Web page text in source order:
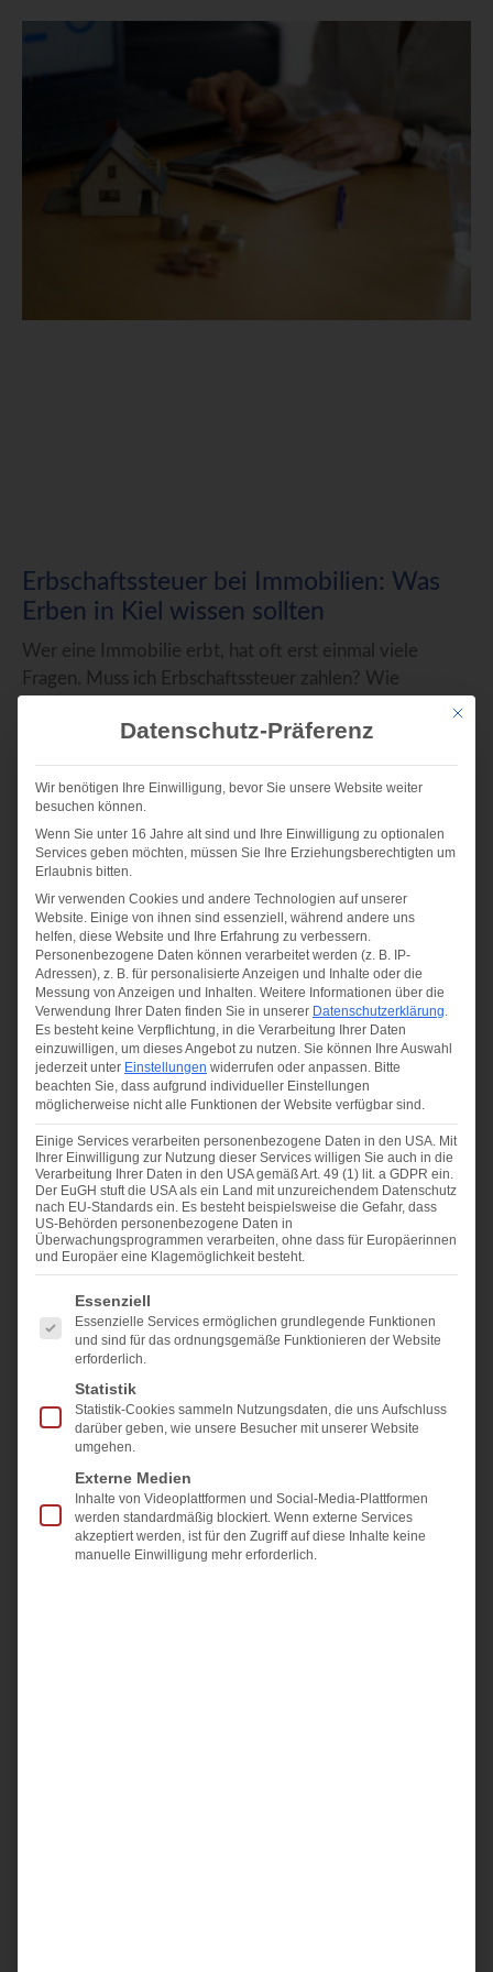
Erbschaftssteuer bei Immobilien: Was
Erben in Kiel wissen sollten
Wer eine Immobilie erbt, hat oft erst einmal viele
Fragen. Muss ich Erbschaftssteuer zahlen? Wie
bewertet das Finanzamt das Haus oder die Wohnung?
Was passiert,
Übergabeprotokoll beim
Immobilienverkauf: was wirklich
hineingehört
Das Übergabeprotokoll hält fest, in welchem Zustand
eine Immobilie bei der Übergabe ist: Zählerstände,
übergebene Schlüssel, sichtbare Mängel und
Mit
Datenschutz-Präferenz
Wir benötigen Ihre Einwilligung, bevor Sie unsere Website weiter
besuchen können.
Wenn Sie unter 16 Jahre alt sind und Ihre Einwilligung zu optionalen
Services geben möchten, müssen Sie Ihre Erziehungsberechtigten um
Erlaubnis bitten.
Wir verwenden Cookies und andere Technologien auf unserer
Website. Einige von ihnen sind essenziell, während andere uns
helfen, diese Website und Ihre Erfahrung zu verbessern.
Personenbezogene Daten können verarbeitet werden (z. B. IP-
Adressen), z. B. für personalisierte Anzeigen und Inhalte oder die
Messung von Anzeigen und Inhalten. Weitere Informationen über die
Verwendung Ihrer Daten finden Sie in unserer Datenschutzerklärung
Es besteht keine Verpflichtung, in die Verarbeitung Ihrer Daten
einzuwilligen, um dieses Angebot zu nutzen. Sie können Ihre Auswahl
jederzeit unter Einstellungen widerrufen oder anpassen. Bitte
beachten Sie, dass aufgrund individueller Einstellungen
möglicherweise nicht alle Funktionen der Website verfügbar sind.
Einige Services verarbeiten personenbezogene Daten in den USA. Mit
Ihrer Einwilligung zur Nutzung dieser Services willigen Sie auch in die
Verarbeitung Ihrer Daten in den USA gemäß Art. 49 (1) lit. a GDPR ein.
Der EuGH stuft die USA als ein Land mit unzureichendem Datenschutz
nach EU-Standards ein. Es besteht beispielsweise die Gefahr, dass
US-Behörden personenbezogene Daten in
Überwachungsprogrammen verarbeiten, ohne dass für Europäerinnen
und Europäer eine Klagemöglichkeit besteht.
Es folgt eine Liste der Service-Gruppen, für die eine
Essenziell
Essenzielle Services ermöglichen grundlegende Funktionen
und sind für das ordnungsgemäße Funktionieren der Website
erforderlich.
Statistik
Statistik-Cookies sammeln Nutzungsdaten, die uns Aufschluss
darüber geben, wie unsere Besucher mit unserer Website
umgehen.
Externe Medien
Inhalte von Videoplattformen und Social-Media-Plattformen
werden standardmäßig blockiert. Wenn externe Services
akzeptiert werden, ist für den Zugriff auf diese Inhalte keine
manuelle Einwilligung mehr erforderlich.